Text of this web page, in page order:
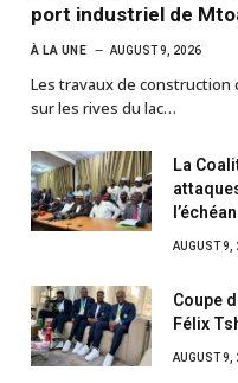
port industriel de
À LA UNE AUGUST 9, 2026
Les travaux de
sur les rives du lac…
La
AUGUST 9,
Coupe
Félix
AUGUST 9,